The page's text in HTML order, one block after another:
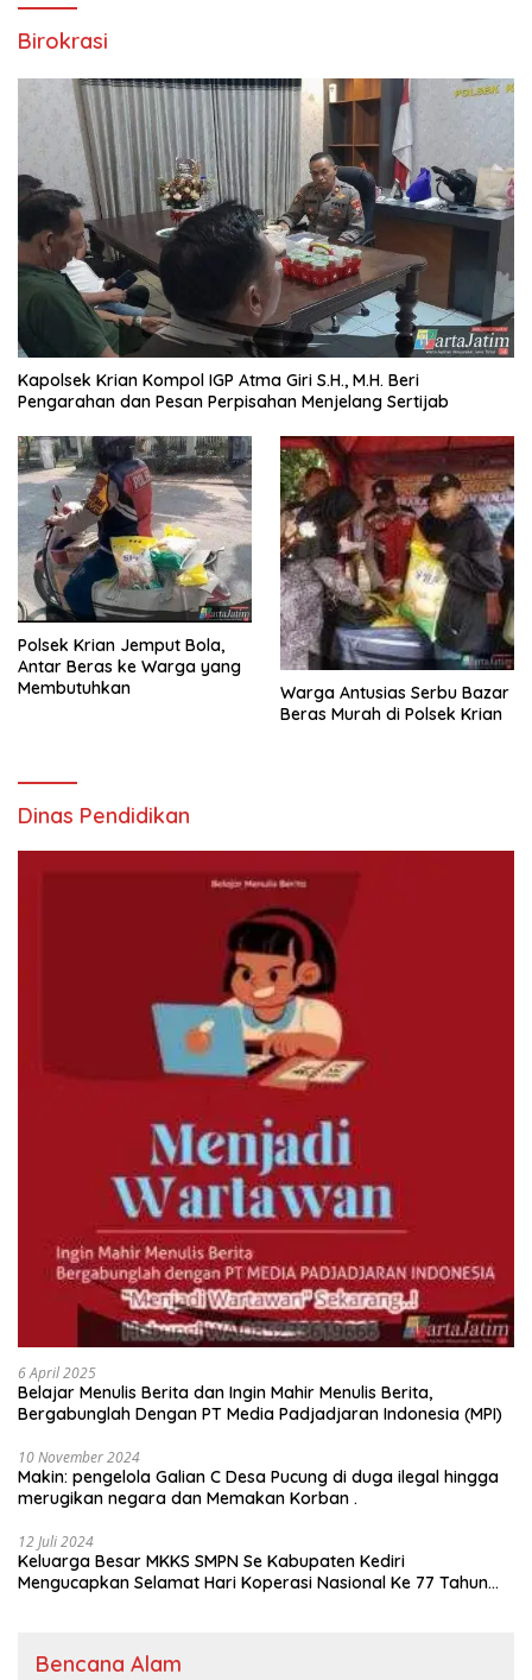
Birokrasi
Kapolsek Krian Kompol IGP Atma Giri S.H., M.H. Beri
Pengarahan dan Pesan Perpisahan Menjelang Sertijab
Polsek Krian Jemput Bola,
Antar Beras ke Warga yang
Membutuhkan
Warga Antusias Serbu Bazar
Beras Murah di Polsek Krian
Dinas Pendidikan
6 April 2025
Belajar Menulis Berita dan Ingin Mahir Menulis Berita,
Bergabunglah Dengan PT Media Padjadjaran Indonesia (MPI)
10 November 2024
Makin: pengelola Galian C Desa Pucung di duga ilegal hingga
merugikan negara dan Memakan Korban .
12 Juli 2024
Keluarga Besar MKKS SMPN Se Kabupaten Kediri
Mengucapkan Selamat Hari Koperasi Nasional Ke 77 Tahun
Bencana Alam